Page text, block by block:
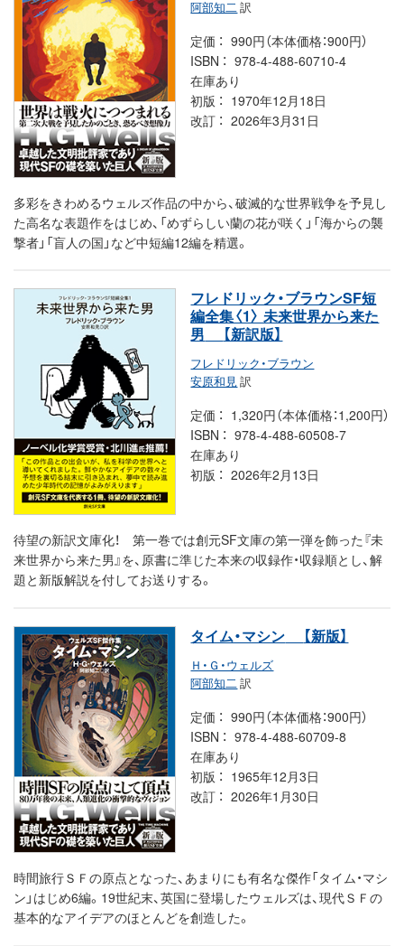
阿部知二訳
定価
990円（本体価格：900円）
ISBN
978-4-488-60710-4
在庫あり
初版
1970年12月18日
改訂
2026年3月31日
多彩をきわめるウェルズ作品の中から、破滅的な世界戦争を予見し
た高名な表題作をはじめ、「めずらしい蘭の花が咲く」「海からの襲
撃者」「盲人の国」など中短編12編を精選。
フレドリック・ブラウンSF短
編全集〈1〉 未来世界から来た
男
【新訳版】
フレドリック・ブラウン
安原和見 訳
定価
1,320円（本体価格：1,200円）
ISBN
978-4-488-60508-7
在庫あり
初版
2026年2月13日
待望の新訳文庫化！ 第一巻では創元SF文庫の第一弾を飾った『未
来世界から来た男』を、原書に準じた本来の収録作・収録順とし、解
題と新版解説を付してお送りする。
タイム・マシン 【新版】
Ｈ・Ｇ・ウェルズ
阿部知二 訳
定価
990円（本体価格：900円）
ISBN
978-4-488-60709-8
在庫あり
初版
1965年12月3日
改訂
2026年1月30日
時間旅行ＳＦの原点となった、あまりにも有名な傑作「タイム・マシ
ン」はじめ6編。19世紀末、英国に登場したウェルズは、現代ＳＦの
基本的なアイデアのほとんどを創造した。